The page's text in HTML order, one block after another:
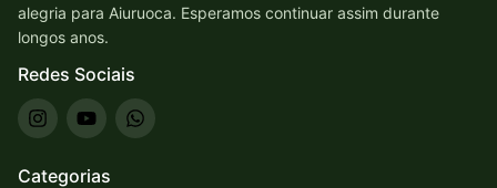
alegria para Aiuruoca. Esperamos continuar assim durante
longos anos.
Redes Sociais
Categorias